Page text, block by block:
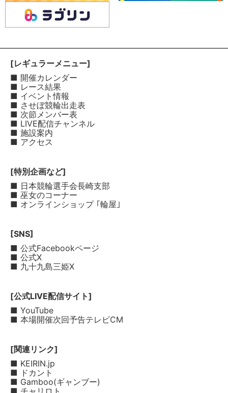
[レギュラーメニュー]
■ 開催カレンダー
■ レース結果
■ イベント情報
■ させぼ競輪出走表
■ 次節メンバー表
■ LIVE配信チャンネル
■ 施設案内
■ アクセス
[特別企画など]
■ 日本競輪選手会長崎支部
■ 巫女のコーナー
■ オンラインショップ ｢輪屋｣
[SNS]
■ 公式Facebookページ
■ 公式X
■ 九十九島三姫X
[公式LIVE配信サイト]
■ YouTube
■ 本場開催次回予告テレビCM
[関連リンク]
■ KEIRIN.jp
■ ドカント
■ Gamboo(ギャンブー)